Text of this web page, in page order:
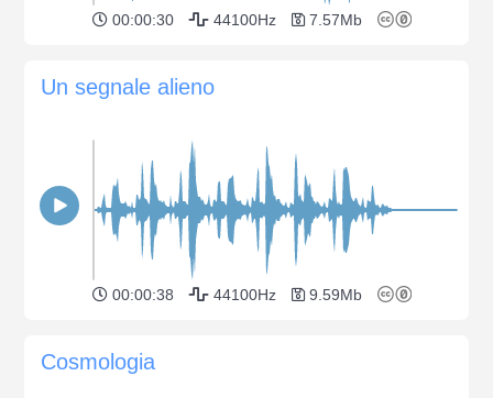
00:00:30 44100Hz 7.57Mb
Un segnale alieno
00:00:38 44100Hz 9.59Mb
Cosmologia